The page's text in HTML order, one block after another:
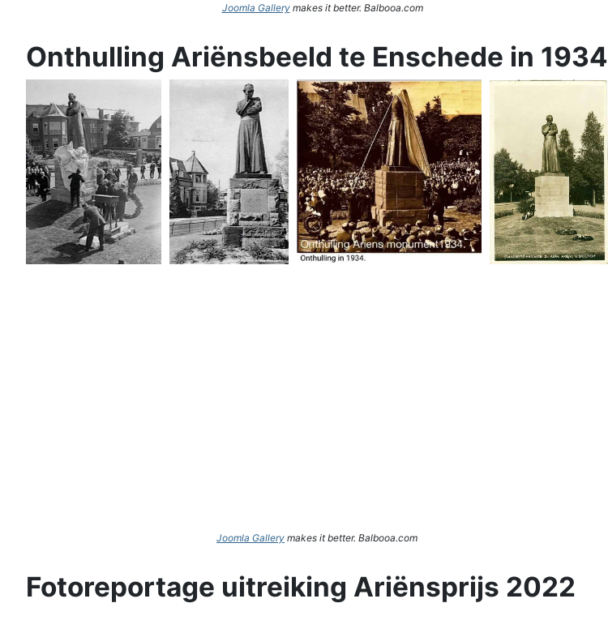
Joomla Gallerymakes it better. Balbooa.com
Onthulling Ariënsbeeld te Enschede in 1934
Joomla Gallery makes it better. Balbooa.com
Fotoreportage uitreiking Ariënsprijs 2022